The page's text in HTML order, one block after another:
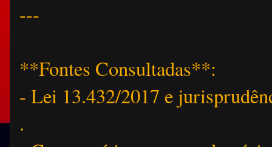
---
**Fontes Consultadas**:
- Lei 13.432/2017 e
.